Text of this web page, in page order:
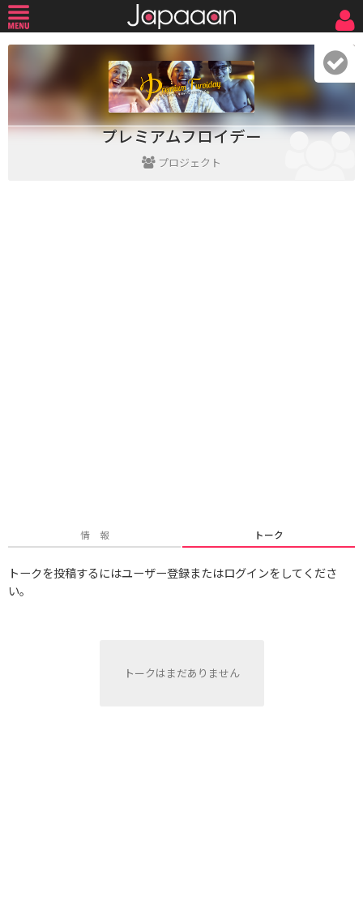
プレミアムフロイデー
プロジェクト
情 報 トーク
トークを投稿するにはユーザー登録またはログインをしてくださ
い。
トークはまだありません